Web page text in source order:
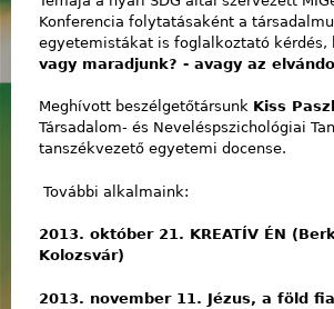
Konferencia folytatásaként a
egyetemistákat is foglalkoztató kérdés,
vagy maradjunk? - avagy az
Meghívott beszélgetőtársunk Kiss
Társadalom- és Neveléspszichológiai
tanszékvezető egyetemi docense.
További alkalmaink:
2013. október 21. KREATÍV ÉN
Kolozsvár)
2013. november 11. Jézus, a föld